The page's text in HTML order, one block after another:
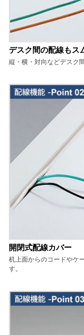
デスク間の配線もス
縦・横・対向などデスク
開閉式配線カバー
机上面からのコードやケ
す。